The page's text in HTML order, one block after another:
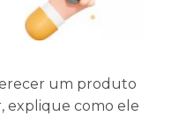
um produto
explique como ele